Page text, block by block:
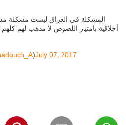
أخلاقية بامتياز اللصوص لا مذهب لهم
)July 07, 2017